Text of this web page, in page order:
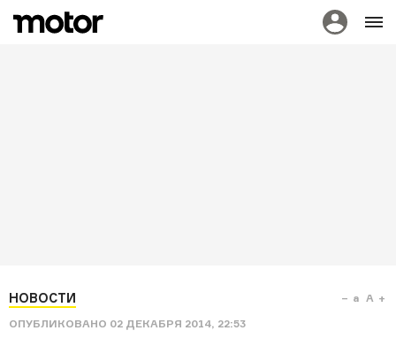
НОВОСТИ
ОПУБЛИКОВАНО 02 ДЕКАБРЯ 2014, 22:53
a A